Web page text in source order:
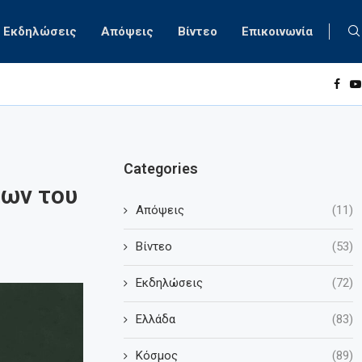
Εκδηλώσεις Απόψεις Βίντεο Επικοινωνία
του
Categories
Απόψεις (11)
Βίντεο (53)
Εκδηλώσεις (72)
Ελλάδα (83)
Κόσμος (89)